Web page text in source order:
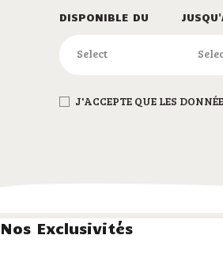
DISPONIBLE DU
J'ACCEPTE QUE LES
Nos Exclusivités